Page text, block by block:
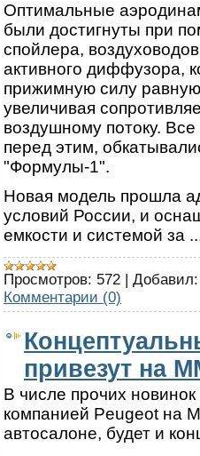
Оптимальные
были достигнуты при
спойлера,
активного диффузора,
прижимную силу равную
увеличивая
воздушному потоку.
перед этим,
"Формулы-1".
Новая модель прошла
условий России, и
емкости и системой за
Просмотров: 572 | Добавил:
Комментарии (0)
привезут на
В числе прочих
компанией Peugeot на
автосалоне, будет и